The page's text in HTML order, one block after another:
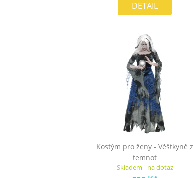
DETAIL
Kostým pro ženy - Věštkyně z
temnot
Skladem - na dotaz